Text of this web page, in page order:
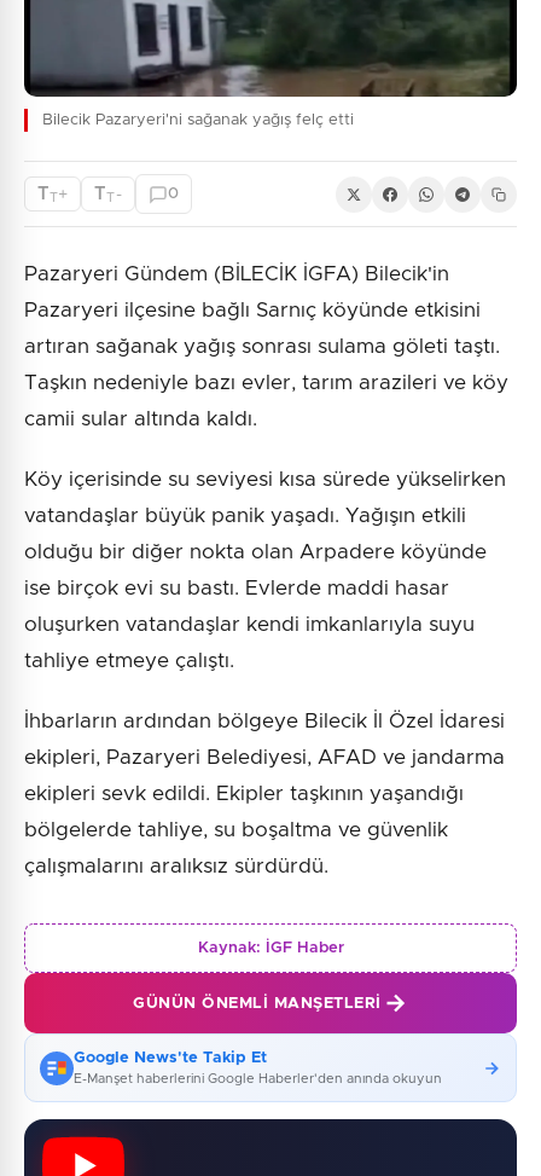
Bilecik Pazaryeri'ni sağanak yağış felç etti
TT+ TT - 0
Pazaryeri Gündem (BİLECİK İGFA) Bilecik'in
Pazaryeri ilçesine bağlı Sarnıç köyünde etkisini
artıran sağanak yağış sonrası sulama göleti taştı.
Taşkın nedeniyle bazı evler, tarım arazileri ve köy
camii sular altında kaldı.
Köy içerisinde su seviyesi kısa sürede yükselirken
vatandaşlar büyük panik yaşadı. Yağışın etkili
olduğu bir diğer nokta olan Arpadere köyünde
ise birçok evi su bastı. Evlerde maddi hasar
oluşurken vatandaşlar kendi imkanlarıyla suyu
tahliye etmeye çalıştı.
İhbarların ardından bölgeye Bilecik İl Özel İdaresi
ekipleri, Pazaryeri Belediyesi, AFAD ve jandarma
ekipleri sevk edildi. Ekipler taşkının yaşandığı
bölgelerde tahliye, su boşaltma ve güvenlik
çalışmalarını aralıksız sürdürdü.
Kaynak: İGF Haber
GÜNÜN ÖNEMLI MANŞETLERI
Google News'te Takip Et
E-Manşet haberlerini Google Haberler'den anında okuyun